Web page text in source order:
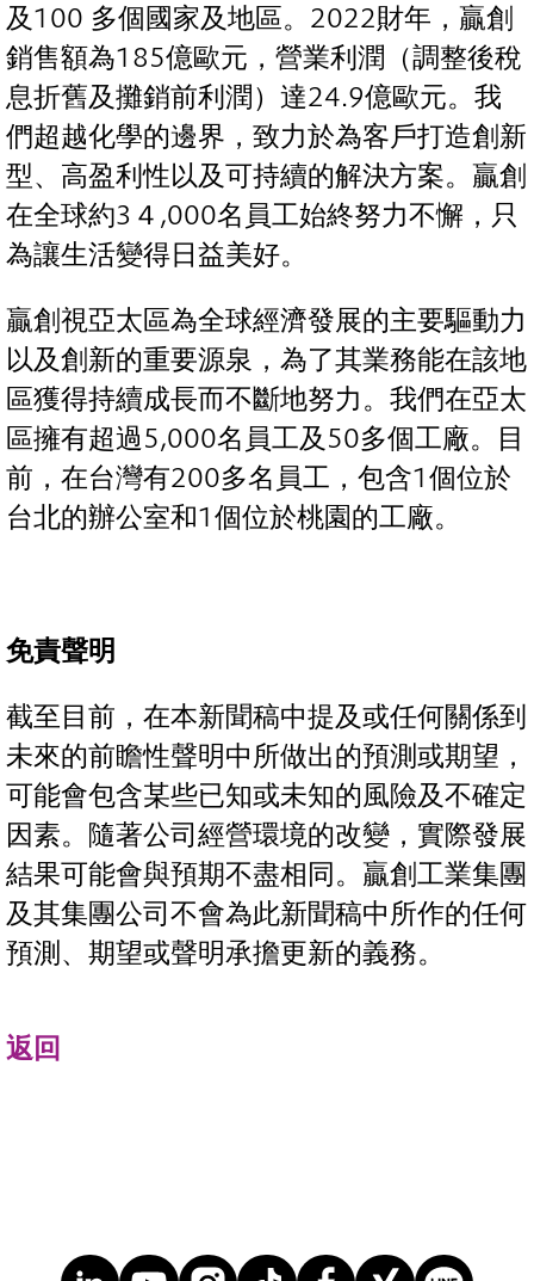
及100 多個國家及地區。2022財年，贏創
銷售額為185億歐元，營業利潤（調整後稅
息折舊及攤銷前利潤）達24.9億歐元。我
們超越化學的邊界，致力於為客戶打造創新
型、高盈利性以及可持續的解決方案。贏創
在全球約3４,000名員工始終努力不懈，只
為讓生活變得日益美好。
贏創視亞太區為全球經濟發展的主要驅動力
以及創新的重要源泉，為了其業務能在該地
區獲得持續成長而不斷地努力。我們在亞太
區擁有超過5,000名員工及50多個工廠。目
前，在台灣有200多名員工，包含1個位於
台北的辦公室和1個位於桃園的工廠。
免責聲明
截至目前，在本新聞稿中提及或任何關係到
未來的前瞻性聲明中所做出的預測或期望，
可能會包含某些已知或未知的風險及不確定
因素。隨著公司經營環境的改變，實際發展
結果可能會與預期不盡相同。贏創工業集團
及其集團公司不會為此新聞稿中所作的任何
預測、期望或聲明承擔更新的義務。
返回